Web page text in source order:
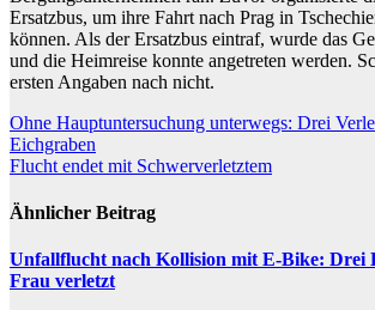
Ersatzbus, um ihre Fahrt nach Prag in
können. Als der Ersatzbus eintraf, wurde das
und die Heimreise konnte angetreten werden.
ersten Angaben nach nicht.
Beitragsnavigation
Ohne Hauptuntersuchung unterwegs: Drei
Eichgraben
Flucht endet mit Schwerverletztem
Ähnlicher Beitrag
Unfallflucht nach Kollision mit E-Bike: Drei
Frau verletzt